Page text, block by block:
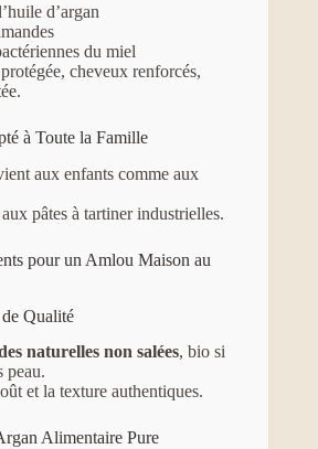
d’argan
du miel
cheveux renforcés,
à Toute la Famille
aux enfants comme aux
aux pâtes à tartiner industrielles.
pour un Amlou Maison au
Qualité
naturelles non salées, bio si
peau.
et la texture authentiques.
Alimentaire Pure